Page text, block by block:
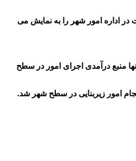
در اداره امور شهر را به نمایش می
منبع درآمدی اجرای امور در سطح
امور زیربنایی در سطح شهر شد.